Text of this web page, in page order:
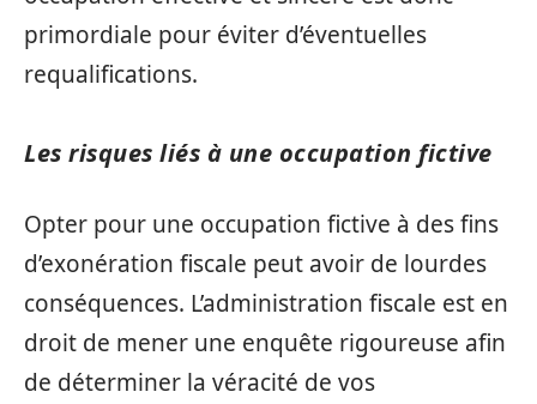
primordiale pour éviter d’éventuelles
requalifications.
Les risques liés à une occupation fictive
Opter pour une occupation fictive à des fins
d’exonération fiscale peut avoir de lourdes
conséquences. L’administration fiscale est en
droit de mener une enquête rigoureuse afin
de déterminer la véracité de vos